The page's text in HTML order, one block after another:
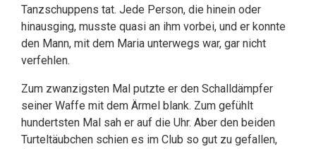
Tanzschuppens tat. Jede Person, die hinein oder
hinausging, musste quasi an ihm vorbei, und er konnte
den Mann, mit dem Maria unterwegs war, gar nicht
verfehlen.
Zum zwanzigsten Mal putzte er den Schalldämpfer
seiner Waffe mit dem Ärmel blank. Zum gefühlt
hundertsten Mal sah er auf die Uhr. Aber den beiden
Turteltäubchen schien es im Club so gut zu gefallen,